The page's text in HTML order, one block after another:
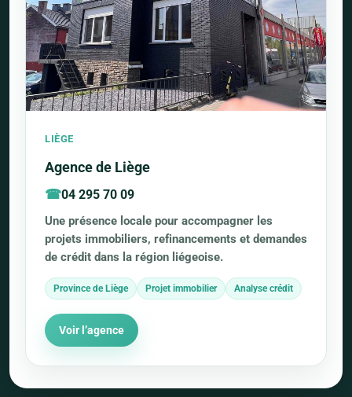
LIÈGE
Agence de Liège
04 295 70 09
Une présence locale pour accompagner les
projets immobiliers, refinancements et demandes
de crédit dans la région liégeoise.
Province de Liège Projet immobilier Analyse crédit
Voir l’agence